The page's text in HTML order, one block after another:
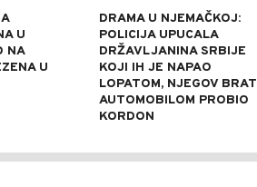
U
NA
U
DRAMA U NJEMAČKOJ:
POLICIJA UPUCALA
DRŽAVLJANINA SRBIJE
KOJI IH JE NAPAO
LOPATOM, NJEGOV BRAT
AUTOMOBILOM PROBIO
KORDON